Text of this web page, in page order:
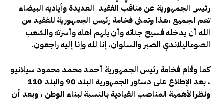
رئيس الجمهورية عن مناقب الفقيد العديدة وأياديه البيضاء
تعم الجميع ،هذا وتمنى فخامة رئيس الجمهورية للفقيد من
الله أن يدخله فسيح جناته وأن يلهم اهله وأسرته والشعب
الصوماليلاندي الصبر والسلوان، إنا لله وإنا إليه راجعون.
كما وقام فخامة رئيس الجمهورية أحمد محمد محمود سيلانيو
، بعد الإطلاع على دستور الجمهورية البند 90 والبند 110
ونظرا لأهمية المناصب القيادية بالنسبة لبناء الوطن ، وبعد أن